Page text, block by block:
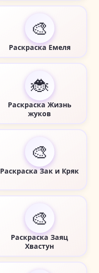
🎨
Раскраска Емеля
🐞
Раскраска Жизнь
жуков
🎨
Раскраска Зак и Кряк
🎨
Раскраска Заяц
Хвастун